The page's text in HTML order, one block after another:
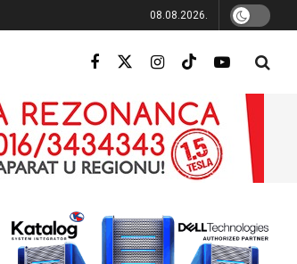
08.08.2026.